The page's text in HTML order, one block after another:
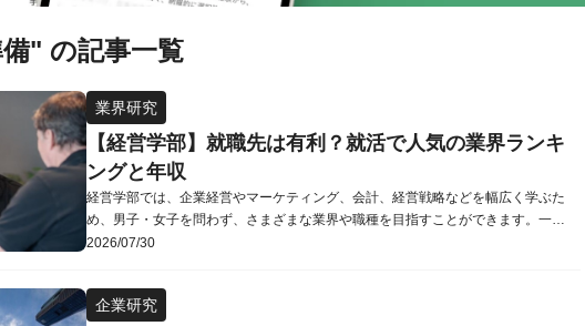
" の記事一覧
業界研究
【経営学部】就職先は有利？就活で人気の業界ランキ
ングと年収
経営学部では、企業経営やマーケティング、会計、経営戦略などを幅広く学ぶた
め、男子・女子を問わず、さまざまな業界や職種を目指すことができます。一方
で、「経営学部におすすめの就職先は？」「経済学部との違いは？」「就職に有
きない」という意見を目にし、不安を感じている人もいるかもしれません。この
記事では、経営学部生に人気の就職先...
2026/07/30
企業研究